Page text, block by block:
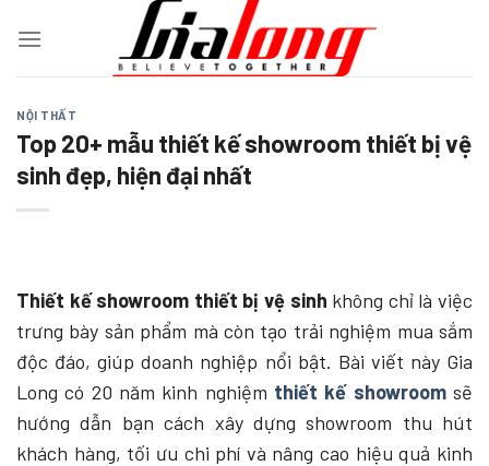
đến
NỘI THẤT
Top 20+ mẫu thiết kế showroom thiết bị vệ
sinh đẹp, hiện đại nhất
Thiết kế showroom thiết bị vệ sinh không chỉ là việc
trưng bày sản phẩm mà còn tạo trải nghiệm mua sắm
độc đáo, giúp doanh nghiệp nổi bật. Bài viết này Gia
Long có 20 năm kinh nghiệm thiết kế showroomsẽ
hướng dẫn bạn cách xây dựng showroom thu hút
khách hàng, tối ưu chi phí và nâng cao hiệu quả kinh